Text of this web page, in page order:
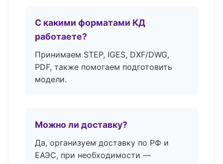
С какими форматами КД
работаете?
Принимаем STEP, IGES, DXF/DWG,
PDF, также помогаем подготовить
модели.
Можно ли доставку?
Да, организуем доставку по РФ и
ЕАЭС, при необходимости —